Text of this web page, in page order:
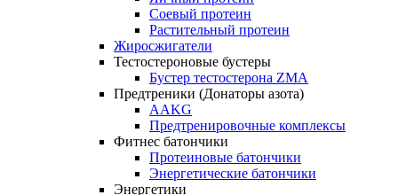
Соевый протеин
Растительный протеин
Жиросжигатели
Тестостероновые бустеры
Бустер тестостерона ZMA
Предтреники (Донаторы азота)
AAKG
Предтренировочные комплексы
Фитнес батончики
Протеиновые батончики
Энергетические батончики
Энергетики